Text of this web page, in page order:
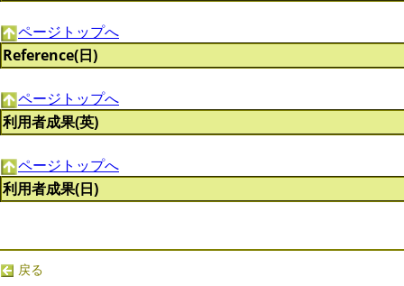
ページトップへ
Reference(日)
ページトップへ
利用者成果(英)
ページトップへ
利用者成果(日)
戻る